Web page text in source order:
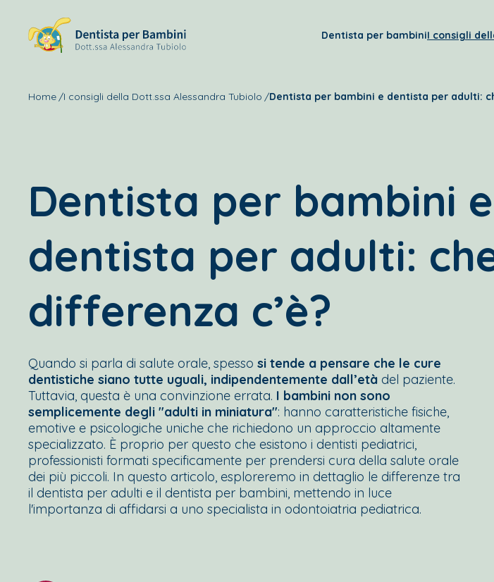
Dentista per bambiniI consigli
Home I consigli della Dott.ssa Alessandra Tubiolo Dentista per bambini e dentista per adulti:
Dentista per bambini e
dentista per adulti:
differenza c’è?
Quando si parla di salute orale, spesso si tende a pensare che le cure
dentistiche siano tutte uguali, indipendentemente dall’età del paziente.
Tuttavia, questa è una convinzione errata. I bambini non sono
semplicemente degli "adulti in miniatura": hanno caratteristiche fisiche,
emotive e psicologiche uniche che richiedono un approccio altamente
specializzato. È proprio per questo che esistono i dentisti pediatrici,
professionisti formati specificamente per prendersi cura della salute orale
dei più piccoli. In questo articolo, esploreremo in dettaglio le differenze tra
il dentista per adulti e il dentista per bambini, mettendo in luce
l'importanza di affidarsi a uno specialista in odontoiatria pediatrica.